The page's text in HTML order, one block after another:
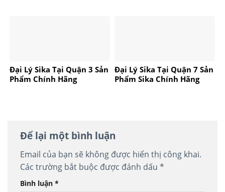
Đại Lý Sika Tại Quận 3 Sản
Phẩm Chính Hãng
Đại Lý Sika Tại Quận 7 Sản
Phẩm Sika Chính Hãng
Để lại một bình luận
Email của bạn sẽ không được hiển thị công khai.
Các trường bắt buộc được đánh dấu *
Bình luận *